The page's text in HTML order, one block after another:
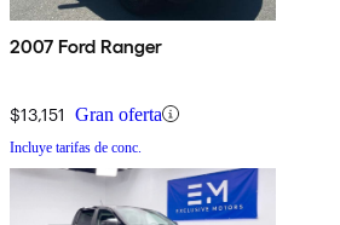
2007 Ford Ranger
$13,151 Gran oferta
Incluye tarifas de conc.